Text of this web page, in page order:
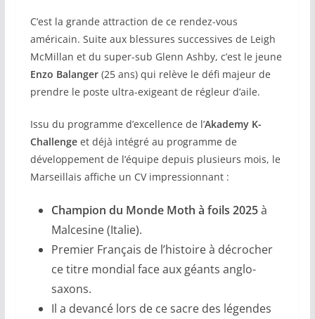
C’est la grande attraction de ce rendez-vous
américain. Suite aux blessures successives de Leigh
McMillan et du super-sub Glenn Ashby, c’est le jeune
Enzo Balanger(25 ans) qui relève le défi majeur de
prendre le poste ultra-exigeant de régleur d’aile.
Issu du programme d’excellence de l’Akademy K-
Challengeet déjà intégré au programme de
développement de l’équipe depuis plusieurs mois, le
Marseillais affiche un CV impressionnant :
Champion du Monde Moth à foils 2025à
Malcesine (Italie).
Premier Français de l’histoire à décrocher
ce titre mondial face aux géants anglo-
saxons.
Il a devancé lors de ce sacre des légendes